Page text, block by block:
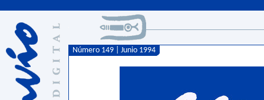
Número 149 | Junio 1994